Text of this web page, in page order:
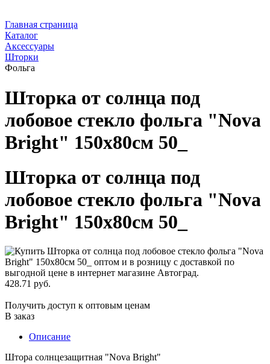
Главная страница
Каталог
Аксессуары
Шторки
Фольга
Шторка от солнца под
лобовое стекло фольга "Nova
Bright" 150х80см 50_
Шторка от солнца под
лобовое стекло фольга "Nova
Bright" 150х80см 50_
428.71 руб.
Получить доступ к оптовым ценам
В заказ
Описание
Штора солнцезащитная "Nova Bright"